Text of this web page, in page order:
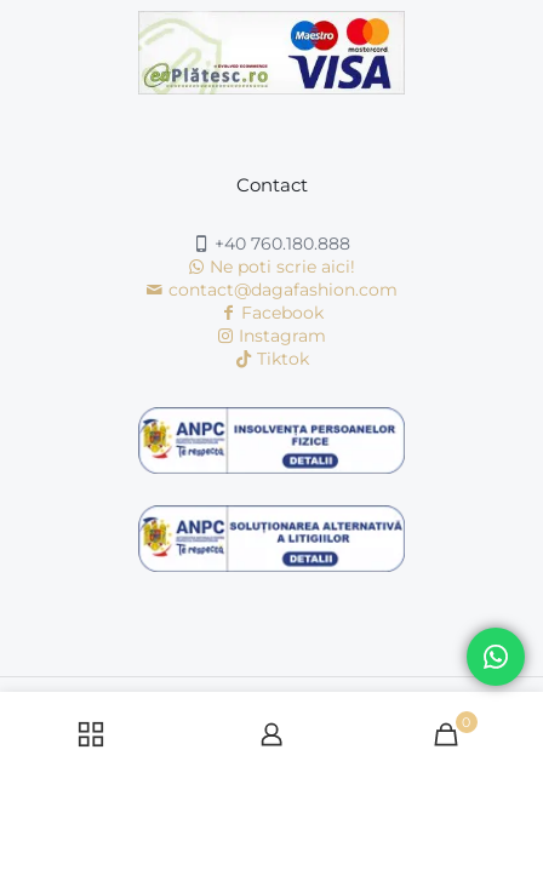
Contact
+40 760.180.888
Ne poti scrie aici!
contact@dagafashion.com
Facebook
Instagram
Tiktok
rezervate
0